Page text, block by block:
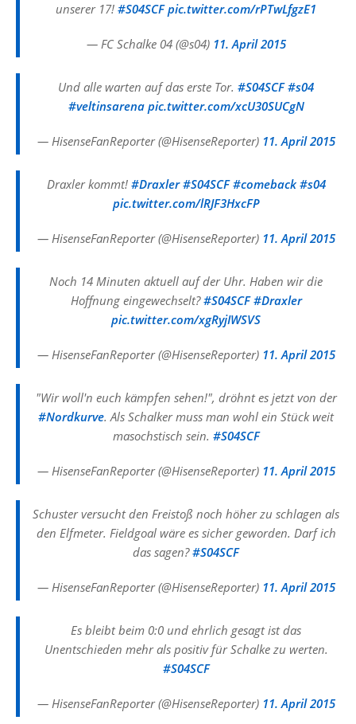
unserer 17! #S04SCF pic.twitter.com/rPTwLfgzE1
— FC Schalke 04 (@s04) 11. April 2015
Und alle warten auf das erste Tor. #S04SCF #s04
#veltinsarena pic.twitter.com/xcU30SUCgN
— HisenseFanReporter (@HisenseReporter) 11. April 2015
Draxler kommt! #Draxler #S04SCF #comeback #s04
pic.twitter.com/lRJF3HxcFP
— HisenseFanReporter (@HisenseReporter) 11. April 2015
Noch 14 Minuten aktuell auf der Uhr. Haben wir die
Hoffnung eingewechselt?#S04SCF #Draxler
pic.twitter.com/xgRyjIWSVS
— HisenseFanReporter (@HisenseReporter) 11. April 2015
"Wir woll'n euch kämpfen sehen!", dröhnt es jetzt von der
#Nordkurve. Als Schalker muss man wohl ein Stück weit
masochstisch sein. #S04SCF
— HisenseFanReporter (@HisenseReporter) 11. April 2015
Schuster versucht den Freistoß noch höher zu schlagen als
den Elfmeter. Fieldgoal wäre es sicher geworden. Darf ich
das sagen?#S04SCF
— HisenseFanReporter (@HisenseReporter) 11. April 2015
Es bleibt beim 0:0 und ehrlich gesagt ist das
Unentschieden mehr als positiv für Schalke zu werten.
#S04SCF
— HisenseFanReporter (@HisenseReporter) 11. April 2015